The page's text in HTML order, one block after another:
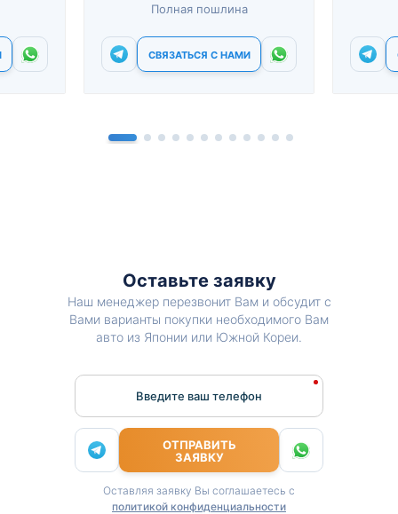
Полная пошлина
СВЯЗАТЬСЯ С НАМИ
Оставьте заявку
Наш менеджер перезвонит Вам и обсудит с
Вами варианты покупки необходимого Вам
авто из Японии или Южной Кореи.
Введите ваш телефон
ОТПРАВИТЬ
ЗАЯВКУ
Оставляя заявку Вы соглашаетесь с
политикой конфиденциальности